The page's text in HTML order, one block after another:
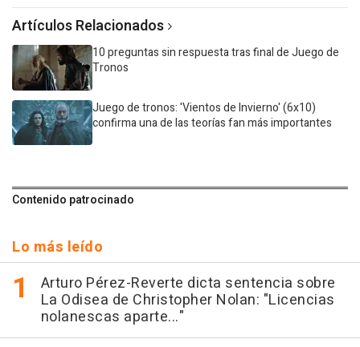
Artículos Relacionados
10 preguntas sin respuesta tras final de Juego de
Tronos
Juego de tronos: 'Vientos de Invierno' (6x10)
confirma una de las teorías fan más importantes
Contenido patrocinado
Lo más leído
Arturo Pérez-Reverte dicta sentencia sobre
La Odisea de Christopher Nolan: "Licencias
nolanescas aparte..."